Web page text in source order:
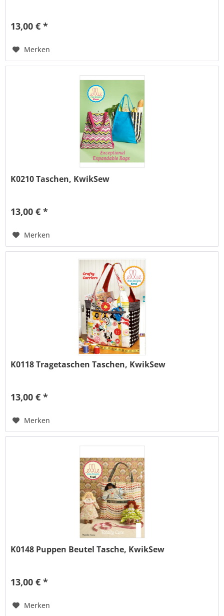
13,00 € *
Merken
K0210 Taschen, KwikSew
13,00 € *
Merken
K0118 Tragetaschen Taschen, KwikSew
13,00 € *
Merken
K0148 Puppen Beutel Tasche, KwikSew
13,00 € *
Merken